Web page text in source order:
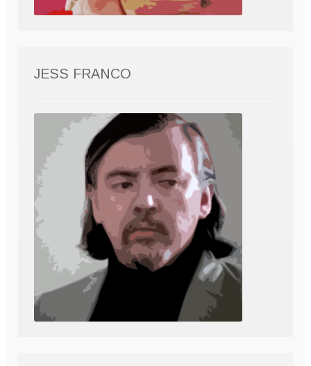
JESS FRANCO